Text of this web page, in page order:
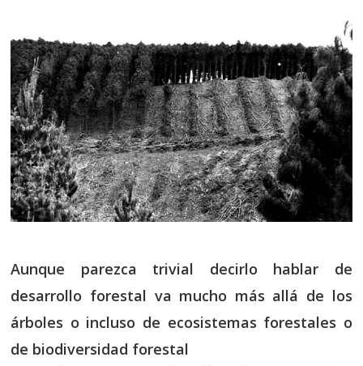
Aunque parezca trivial decirlo hablar de
desarrollo forestal va mucho más allá de los
árboles o incluso de ecosistemas forestales o
de biodiversidad forestal